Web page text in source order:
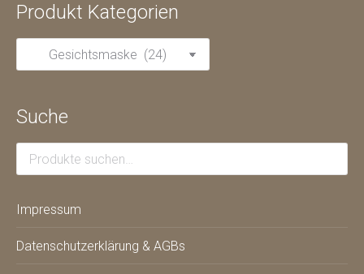
Produkt Kategorien
Suche
Impressum
Datenschutzerklärung & AGBs